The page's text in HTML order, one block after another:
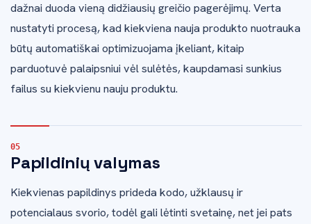
dažnai duoda vieną didžiausių greičio pagerėjimų. Verta
nustatyti procesą, kad kiekviena nauja produkto nuotrauka
būtų automatiškai optimizuojama įkeliant, kitaip
parduotuvė palaipsniui vėl sulėtės, kaupdamasi sunkius
failus su kiekvienu nauju produktu.
Papildinių valymas
Kiekvienas papildinys prideda kodo, užklausų ir
potencialaus svorio, todėl gali lėtinti svetainę, net jei pats